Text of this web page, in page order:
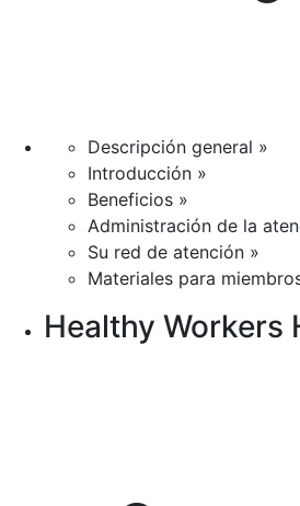
Descripción general »
Introducción »
Beneficios »
Administración de la
Su red de atención »
Materiales para
Healthy Workers